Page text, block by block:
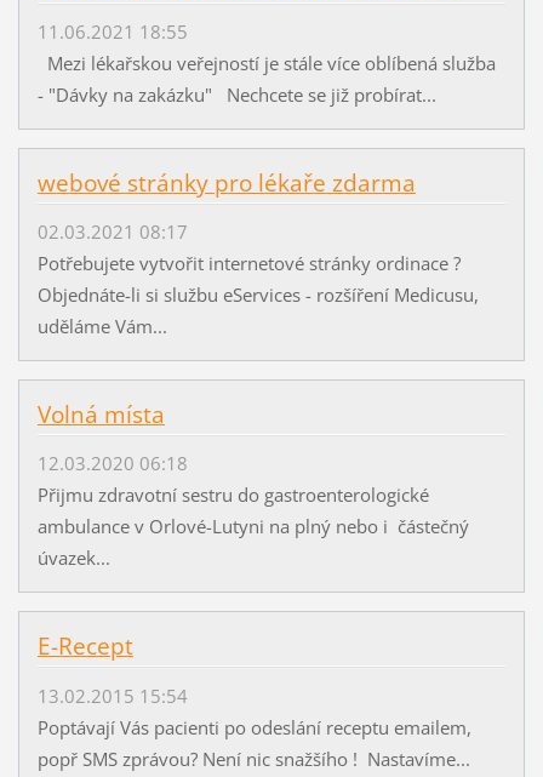
11.06.2021 18:55
Mezi lékařskou veřejností je stále více oblíbená služba
- "Dávky na zakázku" Nechcete se již probírat...
webové stránky pro lékaře zdarma
02.03.2021 08:17
Potřebujete vytvořit internetové stránky ordinace ?
Objednáte-li si službu eServices - rozšíření Medicusu,
uděláme Vám...
Volná místa
12.03.2020 06:18
Přijmu zdravotní sestru do gastroenterologické
ambulance v Orlové-Lutyni na plný nebo i částečný
úvazek...
E-Recept
13.02.2015 15:54
Poptávají Vás pacienti po odeslání receptu emailem,
popř SMS zprávou? Není nic snažšího ! Nastavíme...